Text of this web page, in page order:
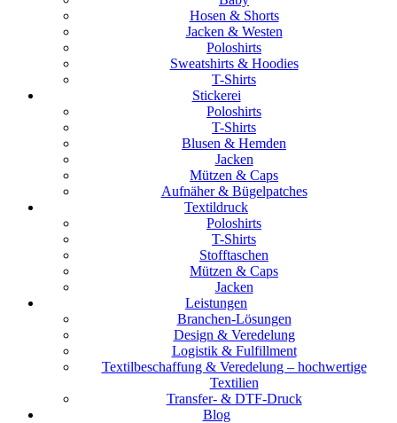
Hosen & Shorts
Jacken & Westen
Poloshirts
Sweatshirts & Hoodies
T-Shirts
Stickerei
Poloshirts
T-Shirts
Blusen & Hemden
Jacken
Mützen & Caps
Aufnäher & Bügelpatches
Textildruck
Poloshirts
T-Shirts
Stofftaschen
Mützen & Caps
Jacken
Leistungen
Branchen-Lösungen
Design & Veredelung
Logistik & Fulfillment
Textilbeschaffung & Veredelung – hochwertige
Textilien
Transfer- & DTF-Druck
Blog